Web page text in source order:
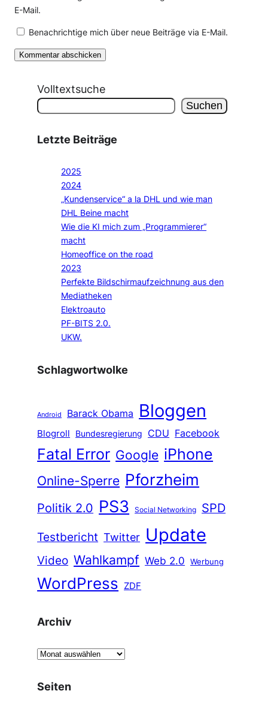
E-Mail.
Benachrichtige mich über neue Beiträge via E-Mail.
Volltextsuche
Suchen
Letzte Beiträge
2025
2024
„Kundenservice“ a la DHL und wie man
DHL Beine macht
Wie die KI mich zum „Programmierer“
macht
Homeoffice on the road
2023
Perfekte Bildschirmaufzeichnung aus den
Mediatheken
Elektroauto
PF-BITS 2.0.
UKW.
Schlagwortwolke
Android Barack Obama Bloggen
Blogroll Bundesregierung CDU Facebook
Fatal Error Google iPhone
Online-Sperre Pforzheim
Politik 2.0 PS3 Social Networking
SPD
Testbericht Twitter Update
Video Wahlkampf Web 2.0 Werbung
WordPress ZDF
Archiv
A
c
Seiten